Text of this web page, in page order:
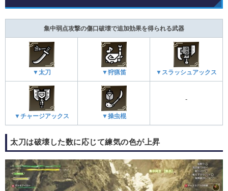
集中弱点攻撃の傷口破壊で追加効果を得られる武器
▼太刀 ▼狩猟笛 ▼スラッシュアックス
▼チャージアックス ▼操虫棍
-
太刀は破壊した数に応じて練気の色が上昇